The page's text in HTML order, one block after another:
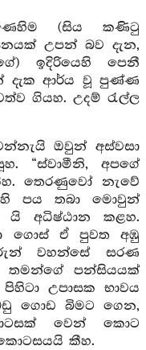
(සිය කණිටු
උපන් බව දැන,
ඉදිරියෙහි පෙනී
දැක ආර්ය වූ පුණ්ණ
ගියහ. උදම් රැල්ල
ඔවුන් අස්වසා
“ස්වාමීනි, අපගේ
තෙරණුවෝ නැවේ
පය තබා මොවුන්
යි අධිෂ්ඨාන කළහ.
ගොස් ඒ පුවත අඹු
වහන්සේ සරණ
පන්සියයක්
උපාසක භාවය
ගොඩ බිමට ගෙන,
වෙන් කොට
කීහ.